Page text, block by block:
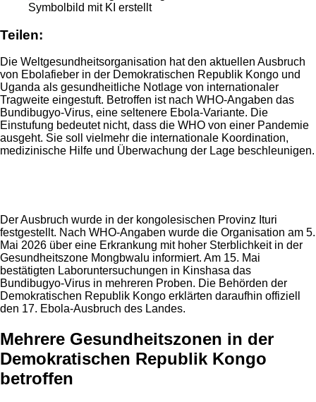
Symbolbild mit KI erstellt
Teilen:
Die Weltgesundheitsorganisation hat den aktuellen Ausbruch
von Ebolafieber in der Demokratischen Republik Kongo und
Uganda als gesundheitliche Notlage von internationaler
Tragweite eingestuft. Betroffen ist nach WHO-Angaben das
Bundibugyo-Virus, eine seltenere Ebola-Variante. Die
Einstufung bedeutet nicht, dass die WHO von einer Pandemie
ausgeht. Sie soll vielmehr die internationale Koordination,
medizinische Hilfe und Überwachung der Lage beschleunigen.
Der Ausbruch wurde in der kongolesischen Provinz Ituri
festgestellt. Nach WHO-Angaben wurde die Organisation am 5.
Mai 2026 über eine Erkrankung mit hoher Sterblichkeit in der
Gesundheitszone Mongbwalu informiert. Am 15. Mai
bestätigten Laboruntersuchungen in Kinshasa das
Bundibugyo-Virus in mehreren Proben. Die Behörden der
Demokratischen Republik Kongo erklärten daraufhin offiziell
den 17. Ebola-Ausbruch des Landes.
Mehrere Gesundheitszonen in der
Demokratischen Republik Kongo
betroffen